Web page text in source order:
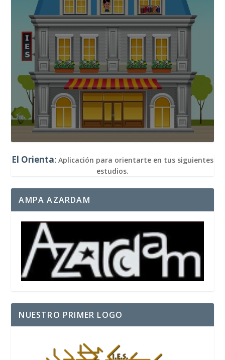
El Orienta: Aplicación para orientarte en tus siguientes
estudios.
AMPA AZARDAM
NUESTRO PRIMER LOGO